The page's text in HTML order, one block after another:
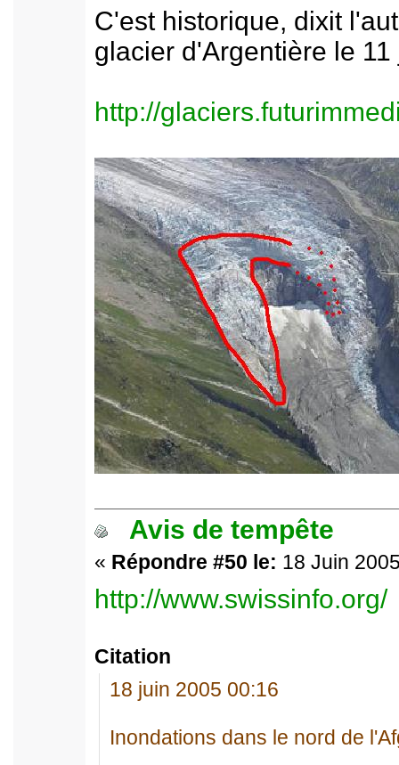
C'est historique, dixit
glacier d'Argentière le
http://
Avis de tempête
« Répondre #50 le: 18 Juin
http://www.swissinfo.org/
Citation
18 juin 2005 00:16
Inondations dans le nord de